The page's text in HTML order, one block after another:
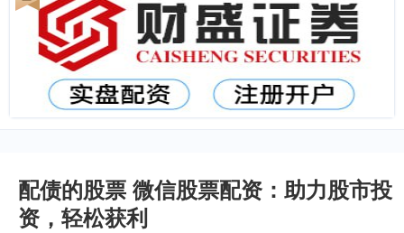
配债的股票 微信股票配资：助力股市投
资，轻松获利